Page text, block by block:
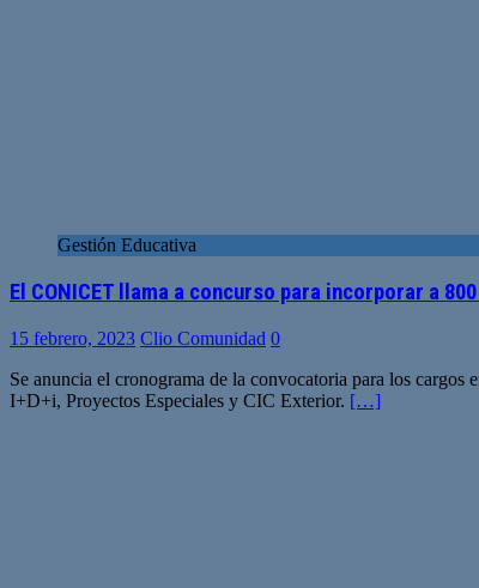
Gestión Educativa
El CONICET llama a concurso para incorporar a
15 febrero, 2023 Clio Comunidad 0
Se anuncia el cronograma de la convocatoria para los
I+D+i, Proyectos Especiales y CIC Exterior. […]